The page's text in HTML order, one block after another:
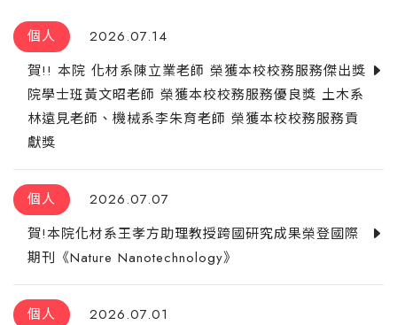
個人
2026.07.14
賀!! 本院 化材系陳立業老師 榮獲本校校務服務傑出獎
院學士班黃文昭老師 榮獲本校校務服務優良獎 土木系
林遠見老師、機械系李朱育老師 榮獲本校校務服務貢
獻獎
個人
2026.07.07
賀!本院化材系王孝方助理教授跨國研究成果榮登國際
期刊《Nature Nanotechnology》
個人
2026.07.01